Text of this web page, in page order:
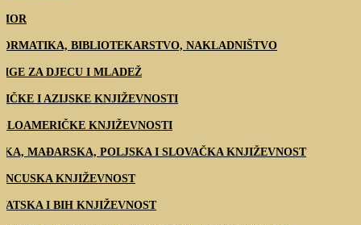
BIBLIOTEKARSTVO, NAKLADNIŠTVO
ZA DJECU I MLADEŽ
I AZIJSKE KNJIŽEVNOSTI
KNJIŽEVNOSTI
MAĐARSKA, POLJSKA I SLOVAČKA KNJIŽEVNOST
KNJIŽEVNOST
I BIH KNJIŽEVNOST